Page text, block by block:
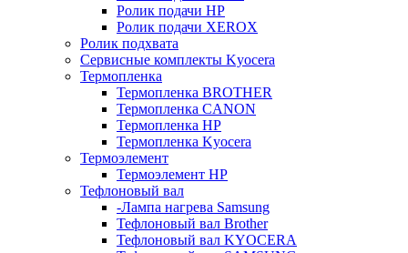
Ролик подачи HP
Ролик подачи XEROX
Ролик подхвата
Сервисные комплекты Kyocera
Термопленка
Термопленка BROTHER
Термопленка CANON
Термопленка HP
Термопленка Kyocera
Термоэлемент
Термоэлемент НР
Тефлоновый вал
-Лампа нагрева Samsung
Тефлоновый вал Brother
Тефлоновый вал KYOCERA